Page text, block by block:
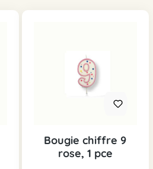
Bougie chiffre 9
rose, 1 pce